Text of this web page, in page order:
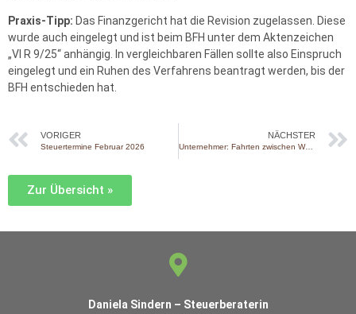
Praxis-Tipp: Das Finanzgericht hat die Revision zugelassen. Diese
wurde auch eingelegt und ist beim BFH unter dem Aktenzeichen
„VI R 9/25“ anhängig. In vergleichbaren Fällen sollte also Einspruch
eingelegt und ein Ruhen des Verfahrens beantragt werden, bis der
BFH entschieden hat.
VORIGER
Steuertermine Februar 2026
NÄCHSTER
Unternehmer: Fahrten zwischen Wohnung und erster Betriebsstätte
Zur Übersicht »
Daniela Sindern – Steuerberaterin